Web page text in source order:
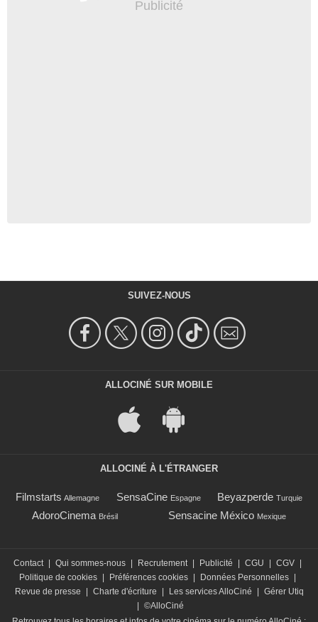
SUIVEZ-NOUS
ALLOCINÉ SUR MOBILE
ALLOCINÉ À L'ÉTRANGER
Filmstarts Allemagne SensaCine Espagne Beyazperde Turquie
AdoroCinema Brésil Sensacine México Mexique
Contact Qui sommes-nous Recrutement Publicité CGU CGV
Politique de cookies
Préférences cookies Données Personnelles
Revue de presse
Charte d'écriture Les services AlloCiné
Gérer Utiq
©AlloCiné